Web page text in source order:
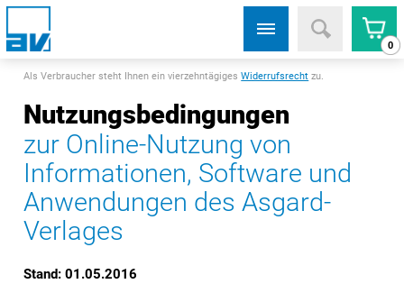
0
Als Verbraucher steht Ihnen ein vierzehntägigesWiderrufsrecht zu.
Nutzungsbedingungen
zur Online-Nutzung von
Informationen, Software und
Anwendungen des Asgard-
Verlages
Stand: 01.05.2016